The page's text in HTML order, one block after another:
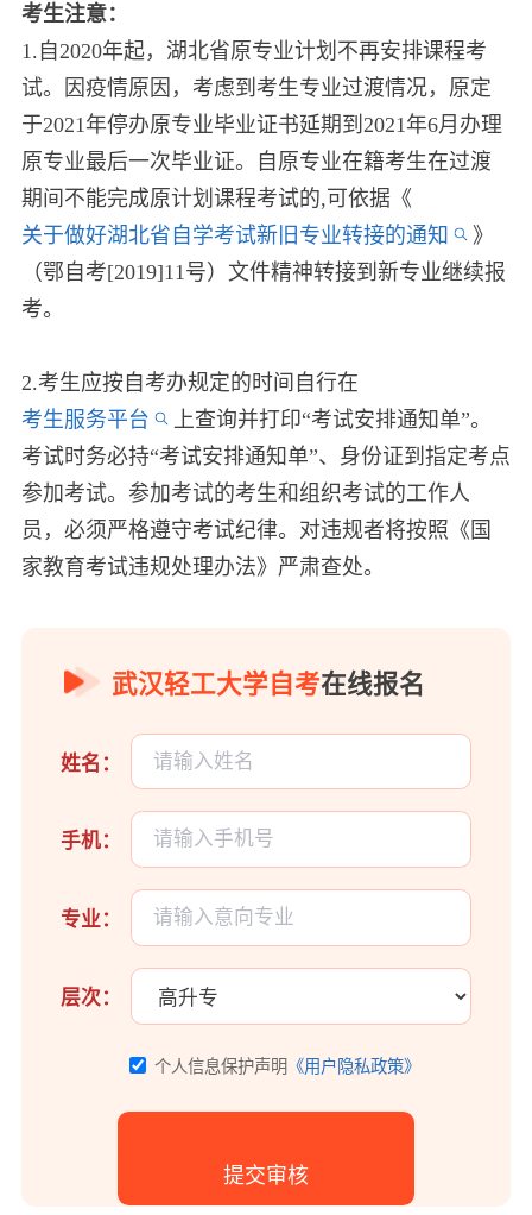
考生注意：
1.自2020年起，湖北省原专业计划不再安排课程考
试。因疫情原因，考虑到考生专业过渡情况，原定
于2021年停办原专业毕业证书延期到2021年6月办理
原专业最后一次毕业证。自原专业在籍考生在过渡
期间不能完成原计划课程考试的,可依据《
关于做好湖北省自学考试新旧专业转接的通知
》
（鄂自考[2019]11号）文件精神转接到新专业继续报
考。
2.考生应按自考办规定的时间自行在
考生服务平台
上查询并打印“考试安排通知单”。
考试时务必持“考试安排通知单”、身份证到指定考点
参加考试。参加考试的考生和组织考试的工作人
员，必须严格遵守考试纪律。对违规者将按照《国
家教育考试违规处理办法》严肃查处。
武汉轻工大学自考在线报名
姓名：
手机：
专业：
层次：
个人信息保护声明 《用户隐私政策》